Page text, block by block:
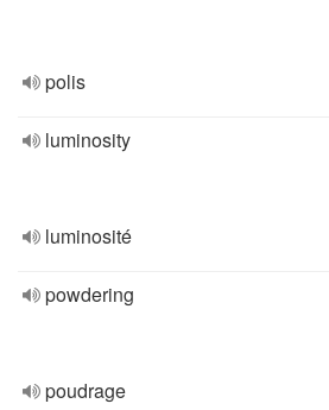
polis
luminosity
luminosité
powdering
poudrage